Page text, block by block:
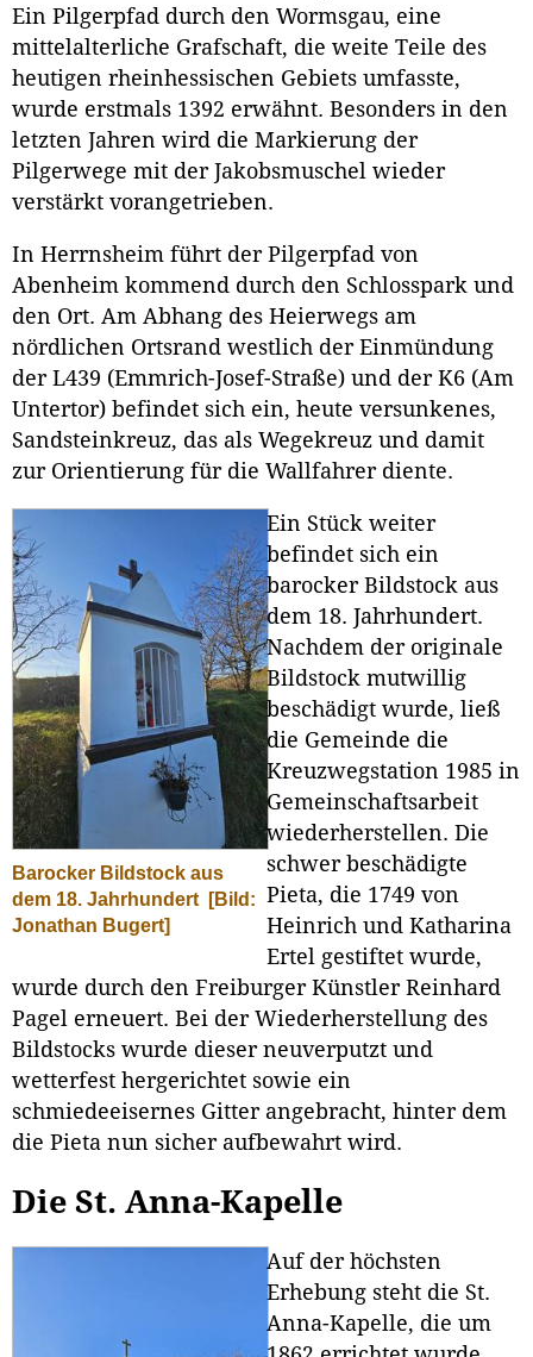
Ein Pilgerpfad durch den Wormsgau, eine
mittelalterliche Grafschaft, die weite Teile des
heutigen rheinhessischen Gebiets umfasste,
wurde erstmals 1392 erwähnt. Besonders in den
letzten Jahren wird die Markierung der
Pilgerwege mit der Jakobsmuschel wieder
verstärkt vorangetrieben.
In Herrnsheim führt der Pilgerpfad von
Abenheim kommend durch den Schlosspark und
den Ort. Am Abhang des Heierwegs am
nördlichen Ortsrand westlich der Einmündung
der L439 (Emmrich-Josef-Straße) und der K6 (Am
Untertor) befindet sich ein, heute versunkenes,
Sandsteinkreuz, das als Wegekreuz und damit
zur Orientierung für die Wallfahrer diente.
Barocker Bildstock aus
dem 18. Jahrhundert
[Bild:
Jonathan Bugert]
Ein Stück weiter
befindet sich ein
barocker Bildstock aus
dem 18. Jahrhundert.
Nachdem der originale
Bildstock mutwillig
beschädigt wurde, ließ
die Gemeinde die
Kreuzwegstation 1985 in
Gemeinschaftsarbeit
wiederherstellen. Die
schwer beschädigte
Pieta, die 1749 von
Heinrich und Katharina
Ertel gestiftet wurde,
wurde durch den Freiburger Künstler Reinhard
Pagel erneuert. Bei der Wiederherstellung des
Bildstocks wurde dieser neuverputzt und
wetterfest hergerichtet sowie ein
schmiedeeisernes Gitter angebracht, hinter dem
die Pieta nun sicher aufbewahrt wird.
Die St. Anna-Kapelle
Auf der höchsten
Erhebung steht die St.
Anna-Kapelle, die um